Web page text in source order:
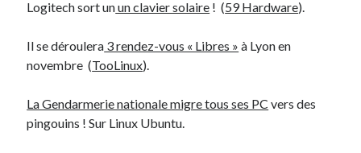
Entretien ménagerdansT’as vu quoi ? #52
littleceltdansComment j’ai opéré ma vélorution toute personnelle
AnthonydansComment j’ai opéré ma vélorution toute personnelle
personnelle
Logitech sort unun clavier solaire ! (59 Hardware).
Il se déroulera 3 rendez-vous « Libres » à Lyon en
novembre (TooLinux).
La Gendarmerie nationale migre tous ses PC vers des
pingouins ! Sur Linux Ubuntu.